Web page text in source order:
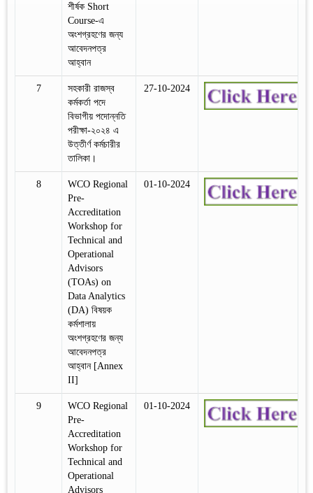
শীর্ষক Short
Course-এ
অংশগ্রহণের জন্য
আবেদনপত্র
আহ্বান
7
সহকারী রাজস্ব
কর্মকর্তা পদে
বিভাগীয় পদোন্নতি
পরীক্ষা-২০২৪ এ
উত্তীর্ণ কর্মচারীর
তালিকা।
27-10-2024
8
WCO Regional
Pre-
Accreditation
Workshop for
Technical and
Operational
Advisors
(TOAs) on
Data Analytics
(DA) বিষয়ক
কর্মশালায়
অংশগ্রহণের জন্য
আবেদনপত্র
আহ্বান [Annex
II]
01-10-2024
9
WCO Regional
Pre-
Accreditation
Workshop for
Technical and
Operational
Advisors
01-10-2024